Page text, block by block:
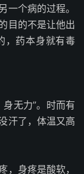
一个病的过程。
目的不是让他出
，药本身就有毒
无力”。时而有
汗了，体温又高
，身疼是酸软，